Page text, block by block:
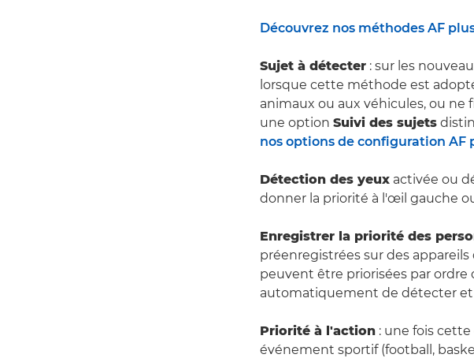
Découvrez nos méthodes AF
Sujet à détecter : sur les
lorsque cette méthode est
animaux ou aux véhicules, ou ne
une option Suivi des sujets
nos options de configuration AF
Détection des yeux activée ou
donner la priorité à l'œil gauche
Enregistrer la priorité des
préenregistrées sur des
peuvent être priorisées par ordre
automatiquement de détecter et
Priorité à l'action : une fois
événement sportif (football,